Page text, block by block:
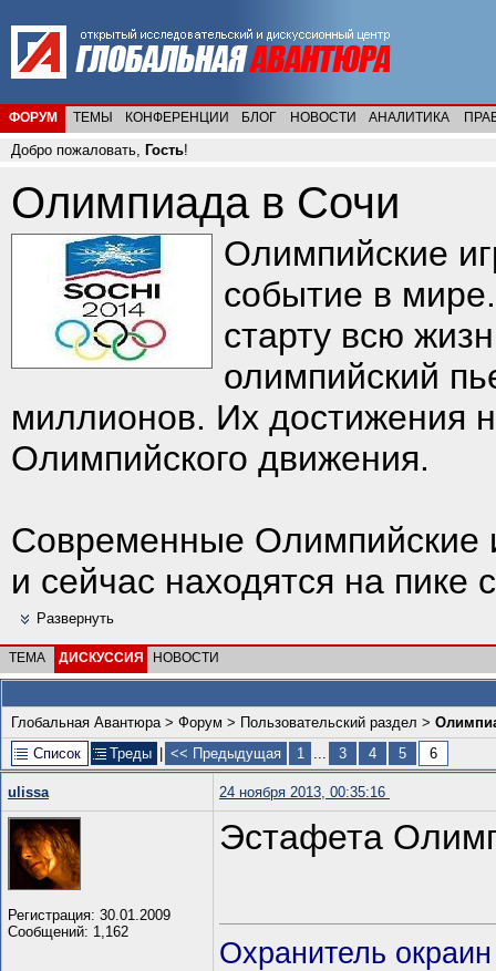
ФОРУМ ТЕМЫ КОНФЕРЕНЦИИ БЛОГ НОВОСТИ АНАЛИТИКА
Добро пожаловать, Гость!
Олимпиада в Сочи
Олимпийские
событие в мире.
старту всю
олимпийский
миллионов. Их достижения
Олимпийского движения.
Современные Олимпийские
и сейчас находятся на пике
Развернуть
ТЕМА ДИСКУССИЯ НОВОСТИ
Глобальная Авантюра> Форум > Пользовательский раздел >
Список
Треды << Предыдущая 1 ... 3 4 5 6
ulissa 24 ноября 2013, 00:35:16
Регистрация: 30.01.2009
Сообщений: 1,162
Эстафета
Охранитель